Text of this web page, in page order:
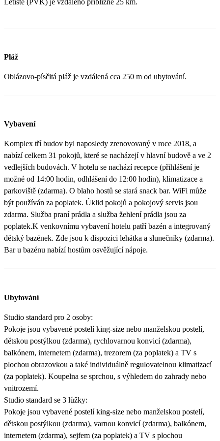
Pláž
Oblázovo-písčitá pláž je vzdálená cca 250 m od ubytování.
Vybavení
Komplex tří budov byl naposledy zrenovovaný v roce 2018, a
nabízí celkem 31 pokojů, které se nacházejí v hlavní budově a ve 2
vedlejších budovách. V hotelu se nachází recepce (přihlášení je
možné od 14:00 hodin, odhlášení do 12:00 hodin), klimatizace a
parkoviště (zdarma). O blaho hostů se stará snack bar. WiFi může
být používán za poplatek. Úklid pokojů a pokojový servis jsou
zdarma. Služba praní prádla a služba žehlení prádla jsou za
poplatek.K venkovnímu vybavení hotelu patří bazén a integrovaný
dětský bazének. Zde jsou k dispozici lehátka a slunečníky (zdarma).
Bar u bazénu nabízí hostům osvěžující nápoje.
Ubytování
Studio standard pro 2 osoby:
Pokoje jsou vybavené postelí king-size nebo manželskou postelí,
dětskou postýlkou (zdarma), rychlovarnou konvicí (zdarma),
balkónem, internetem (zdarma), trezorem (za poplatek) a TV s
plochou obrazovkou a také individuálně regulovatelnou klimatizací
(za poplatek). Koupelna se sprchou, s výhledem do zahrady nebo
vnitrozemí.
Studio standard se 3 lůžky:
Pokoje jsou vybavené postelí king-size nebo manželskou postelí,
dětskou postýlkou (zdarma), varnou konvicí (zdarma), balkónem,
internetem (zdarma), sejfem (za poplatek) a TV s plochou